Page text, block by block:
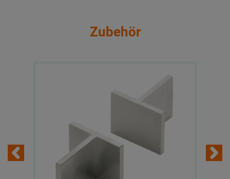
Zubehör